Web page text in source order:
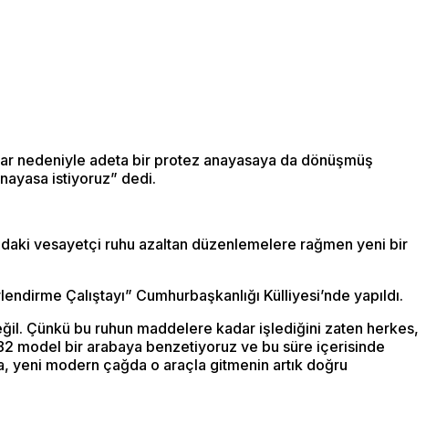
nedeniyle adeta bir protez anayasaya da dönüşmüş
istiyoruz” dedi.
vesayetçi ruhu azaltan düzenlemelere rağmen yeni bir
Çalıştayı” Cumhurbaşkanlığı Külliyesi’nde yapıldı.
Çünkü bu ruhun maddelere kadar işlediğini zaten herkes,
model bir arabaya benzetiyoruz ve bu süre içerisinde
yeni modern çağda o araçla gitmenin artık doğru